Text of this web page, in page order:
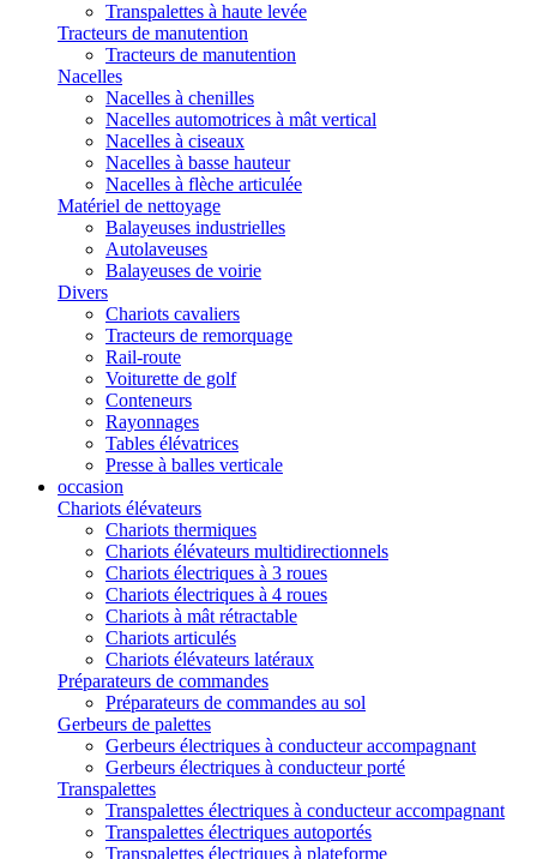
Transpalettes à haute levée
Tracteurs de manutention
Tracteurs de manutention
Nacelles
Nacelles à chenilles
Nacelles automotrices à mât vertical
Nacelles à ciseaux
Nacelles à basse hauteur
Nacelles à flèche articulée
Matériel de nettoyage
Balayeuses industrielles
Autolaveuses
Balayeuses de voirie
Divers
Chariots cavaliers
Tracteurs de remorquage
Rail-route
Voiturette de golf
Conteneurs
Rayonnages
Tables élévatrices
Presse à balles verticale
occasion
Chariots élévateurs
Chariots thermiques
Chariots élévateurs multidirectionnels
Chariots électriques à 3 roues
Chariots électriques à 4 roues
Chariots à mât rétractable
Chariots articulés
Chariots élévateurs latéraux
Préparateurs de commandes
Préparateurs de commandes au sol
Gerbeurs de palettes
Gerbeurs électriques à conducteur accompagnant
Gerbeurs électriques à conducteur porté
Transpalettes
Transpalettes électriques à conducteur accompagnant
Transpalettes électriques autoportés
Transpalettes électriques à plateforme